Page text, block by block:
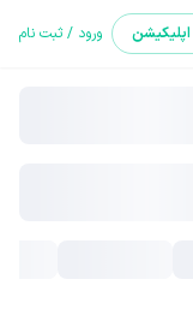
اپلیکیشن ورود / ثبت نام